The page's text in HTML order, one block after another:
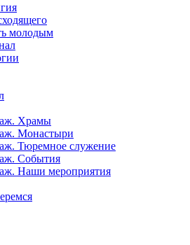
молодым
Храмы
Монастыри
Тюремное служение
События
Наши мероприятия